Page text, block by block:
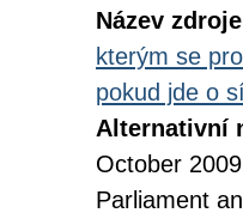
Název
kterým se
pokud jde o
Alternativní
October
Parliament